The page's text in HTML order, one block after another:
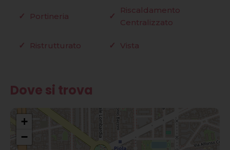
Portineria
Riscaldamento
Centralizzato
Ristrutturato Vista
Dove si trova
+
−